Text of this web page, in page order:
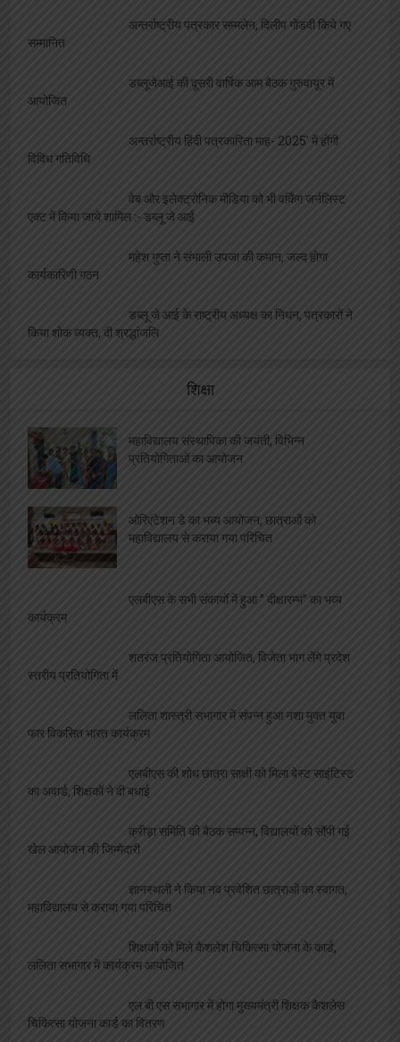
अन्तर्राष्ट्रीय पत्रकार सम्मलेन, दिलीप गोंडवी किये गए
सम्मानित
डब्लूजेआई की दूसरी वार्षिक आम बैठक गुरुवायूर में
आयोजित
अन्तर्राष्ट्रीय हिंदी पत्रकारिता माह- 2025′ में होंगी
विविध गतिविधि
वेब और इलेक्ट्रोनिक मीडिया को भी वर्किंग जर्नलिस्ट
एक्ट में किया जाये शामिल :- डब्लू जे आई
महेश गुप्ता ने संभाली उपजा की कमान, जल्द होगा
कार्यकारिणी गठन
डब्लू जे आई के राष्ट्रीय अध्यक्ष का निधन, पत्रकारों ने
किया शोक व्यक्त, दी श्रद्धांजलि
शिक्षा
महाविद्यालय संस्थापिका की जयंती, विभिन्न
प्रतियोगिताओं का आयोजन
ओरिएंटेशन डे का भब्य आयोजन, छात्राओं को
महाविद्यालय से कराया गया परिचित
एलबीएस के सभी संकायों में हुआ ” दीक्षारम्भ” का भव्य
कार्यक्रम
शतरंज प्रतियोगिता आयोजित, विजेता भाग लेंगे प्रदेश
स्तरीय प्रतियोगिता में
ललिता शास्त्री सभागार में संपन्न हुआ नशा मुक्त युवा
फार विकसित भारत कार्यक्रम
एलबीएस की शोध छात्रा साक्षी को मिला बेस्ट साइंटिस्ट
का अवार्ड, शिक्षकों ने दी बधाई
क्रीड़ा समिति की बैठक सम्पन्न, विद्यालयों को सौंपी गई
खेल आयोजन की जिम्मेदारी
ज्ञानस्थली ने किया नव प्रवेशित छात्राओं का स्वागत,
महाविद्यालय से कराया गया परिचित
शिक्षकों को मिले कैशलेश चिकित्सा योजना के कार्ड,
ललिता सभागार में कार्यक्रम आयोजित
एल बी एस सभागार में होगा मुख्यमंत्री शिक्षक कैशलेस
चिकित्सा योजना कार्ड का वितरण